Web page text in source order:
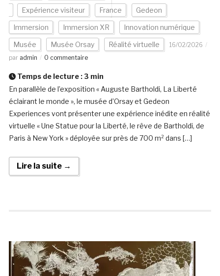
Expérience visiteur France Gedeon
Immersion Immersion XR Innovation numérique
Musée Musée Orsay Réalité virtuelle
16/02/2026
par admin 0 commentaire
Temps de lecture : 3 min
En parallèle de l’exposition « Auguste Bartholdi, La Liberté
éclairant le monde », le musée d’Orsay et Gedeon
Experiences vont présenter une expérience inédite en réalité
virtuelle « Une Statue pour la Liberté, le rêve de Bartholdi, de
Paris à New York » déployée sur près de 700 m² dans […]
Lire la suite →